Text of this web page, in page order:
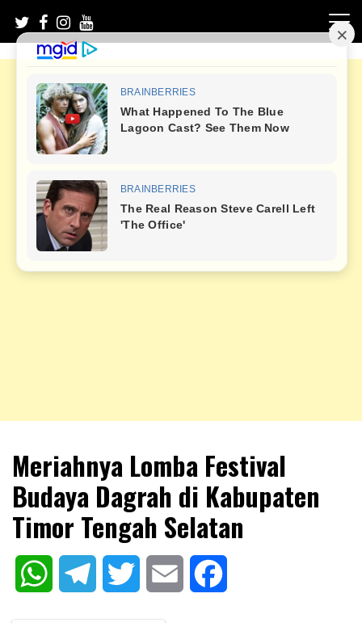
content
NKRIPOST
Meriahnya Lomba Festival
Budaya Dagrah di Kabupaten
Timor Tengah Selatan
WhatsAppTelegram Twitter Email